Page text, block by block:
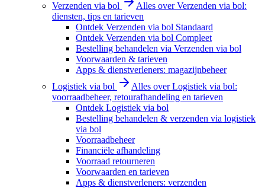
Verzenden via bol
Alles over Verzenden via bol:
diensten, tips en tarieven
Ontdek Verzenden via bol Standaard
Ontdek Verzenden via bol Compleet
Bestelling behandelen via Verzenden via bol
Voorwaarden & tarieven
Apps & dienstverleners: magazijnbeheer
Logistiek via bol
Alles over Logistiek via bol:
voorraadbeheer, retourafhandeling en tarieven
Ontdek Logistiek via bol
Bestelling behandelen & verzenden via logistiek
via bol
Voorraadbeheer
Financiële afhandeling
Voorraad retourneren
Voorwaarden en tarieven
Apps & dienstverleners: verzenden